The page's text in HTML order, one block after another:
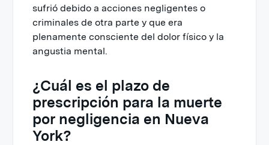
sufrió debido a acciones negligentes o
criminales de otra parte y que era
plenamente consciente del dolor físico y la
angustia mental.
¿Cuál es el plazo de
prescripción para la muerte
por negligencia en Nueva
York?